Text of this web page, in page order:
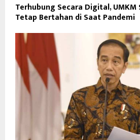
Terhubung Secara Digital,
Tetap Bertahan di Saat Pandemi